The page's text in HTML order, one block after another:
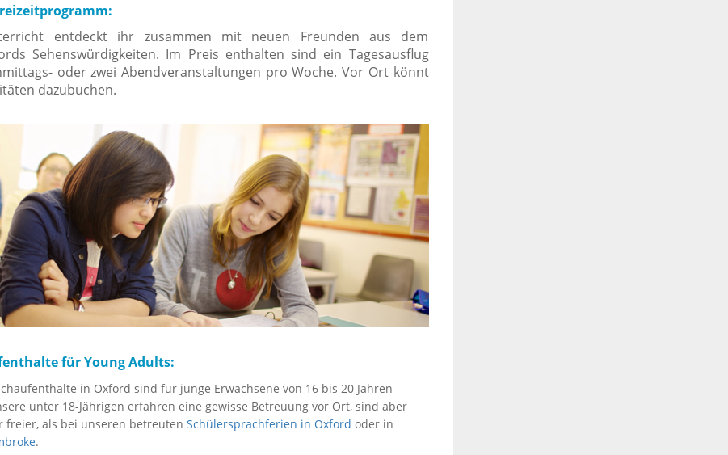
entdeckt ihr zusammen mit neuen Freunden aus dem
Sehenswürdigkeiten. Im Preis enthalten sind ein Tagesausflug
oder zwei Abendveranstaltungen pro Woche. Vor Ort könnt
dazubuchen.
für Young Adults:
in Oxford sind für junge Erwachsene von 16 bis 20 Jahren
unter 18-Jährigen erfahren eine gewisse Betreuung vor Ort, sind aber
freier, als bei unseren betreuten Schülersprachferien in Oxford oder in
.